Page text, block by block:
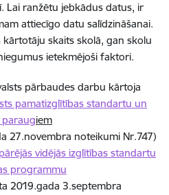
Lai ranžētu jebkādus datus, ir
attiecīgo datu salīdzināšanai.
skaits skolā, gan skolu
ietekmējoši faktori.
pārbaudes darbu kārtoja
pamatizglītības standartu un
paraugiem
27.novembra noteikumi Nr.747)
vidējās izglītības standartu
programmu
2019.gada 3.septembra